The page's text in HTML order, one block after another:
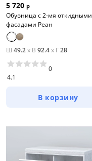
5 720 р
Обувница с 2-мя откидными
фасадами Реан
Ш 49.2x В 92.4x Г28
4.1
0
В корзину